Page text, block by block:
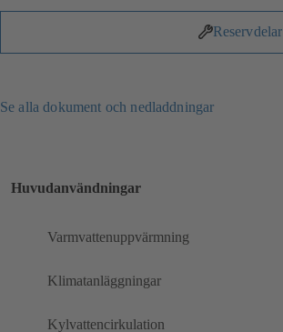
Reservdelar
Se alla dokument och nedladdningar
Huvudanvändningar
Varmvattenuppvärmning
Klimatanläggningar
Kylvattencirkulation